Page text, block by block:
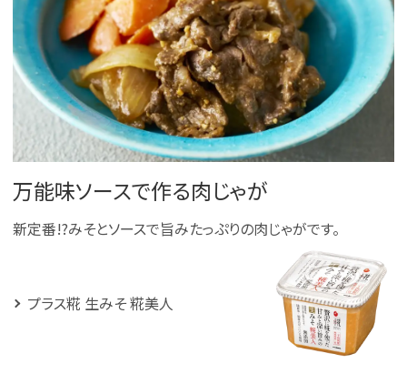
万能味ソースで作る肉じゃが
新定番!?みそとソースで旨みたっぷりの肉じゃがです。
プラス糀 生みそ 糀美人